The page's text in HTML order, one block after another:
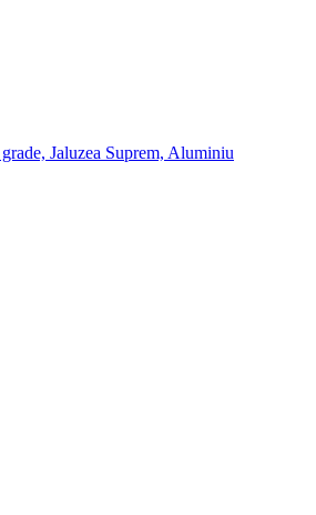
Jaluzea Suprem, Aluminiu